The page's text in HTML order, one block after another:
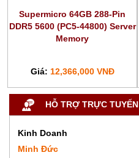
Supermicro 64GB 288-Pin
DDR5 5600 (PC5-44800) Server
Memory
Giá: 12,366,000 VNĐ
HỖ TRỢ TRỰC TUYẾN
Kinh Doanh
Minh Đức